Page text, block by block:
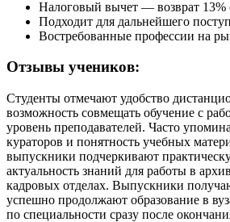
Налоговый вычет — возврат 13%
Подходит для дальнейшего
Востребованные профессии на
Отзывы учеников:
Студенты отмечают удобство
возможность совмещать обучение с
уровень преподавателей. Часто
кураторов и понятность учебных
выпускники подчеркивают
актуальность знаний для работы в
кадровых отделах. Выпускники
успешно продолжают образование в
по специальности сразу после